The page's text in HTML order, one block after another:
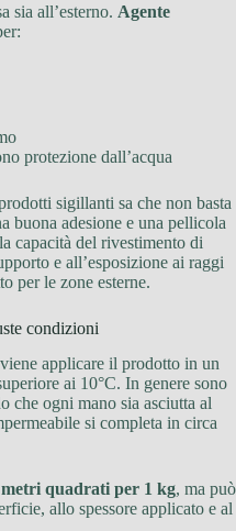
sia all’esterno. Agente
protezione dall’acqua
sigillanti sa che non basta
buona adesione e una pellicola
capacità del rivestimento di
e all’esposizione ai raggi
per le zone esterne.
condizioni
applicare il prodotto in un
ai 10°C. In genere sono
che ogni mano sia asciutta al
si completa in circa
metri quadrati per 1 kg, ma può
allo spessore applicato e al